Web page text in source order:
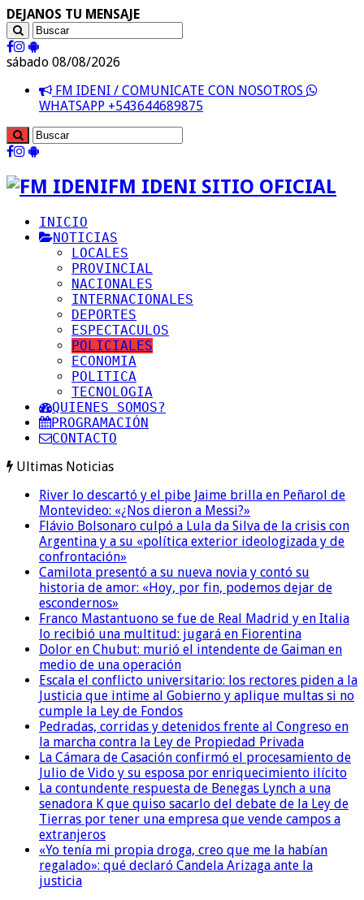
DEJANOS TU MENSAJE
sábado 08/08/2026
FM IDENI / COMUNICATE CON NOSOTROS
WHATSAPP +543644689875
FM IDENI SITIO OFICIAL
INICIO
NOTICIAS
LOCALES
PROVINCIAL
NACIONALES
INTERNACIONALES
DEPORTES
ESPECTACULOS
POLICIALES
ECONOMIA
POLITICA
TECNOLOGIA
QUIENES SOMOS?
PROGRAMACIÓN
CONTACTO
Ultimas Noticias
River lo descartó y el pibe Jaime brilla en Peñarol de
Montevideo: «¿Nos dieron a Messi?»
Flávio Bolsonaro culpó a Lula da Silva de la crisis con
Argentina y a su «política exterior ideologizada y de
confrontación»
Camilota presentó a su nueva novia y contó su
historia de amor: «Hoy, por fin, podemos dejar de
escondernos»
Franco Mastantuono se fue de Real Madrid y en Italia
lo recibió una multitud: jugará en Fiorentina
Dolor en Chubut: murió el intendente de Gaiman en
medio de una operación
Escala el conflicto universitario: los rectores piden a la
Justicia que intime al Gobierno y aplique multas si no
cumple la Ley de Fondos
Pedradas, corridas y detenidos frente al Congreso en
la marcha contra la Ley de Propiedad Privada
La Cámara de Casación confirmó el procesamiento de
Julio de Vido y su esposa por enriquecimiento ilícito
La contundente respuesta de Benegas Lynch a una
senadora K que quiso sacarlo del debate de la Ley de
Tierras por tener una empresa que vende campos a
extranjeros
«Yo tenía mi propia droga, creo que me la habían
regalado»: qué declaró Candela Arizaga ante la
justicia